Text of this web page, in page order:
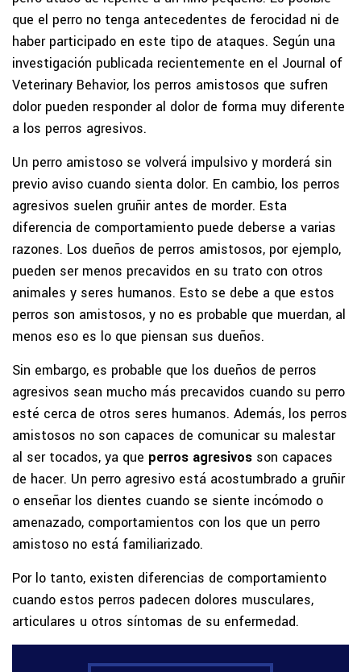
que el perro no tenga antecedentes de ferocidad ni de
haber participado en este tipo de ataques. Según una
investigación publicada recientemente en el Journal of
Veterinary Behavior, los perros amistosos que sufren
dolor pueden responder al dolor de forma muy diferente
a los perros agresivos.
Un perro amistoso se volverá impulsivo y morderá sin
previo aviso cuando sienta dolor. En cambio, los perros
agresivos suelen gruñir antes de morder. Esta
diferencia de comportamiento puede deberse a varias
razones. Los dueños de perros amistosos, por ejemplo,
pueden ser menos precavidos en su trato con otros
animales y seres humanos. Esto se debe a que estos
perros son amistosos, y no es probable que muerdan, al
menos eso es lo que piensan sus dueños.
Sin embargo, es probable que los dueños de perros
agresivos sean mucho más precavidos cuando su perro
esté cerca de otros seres humanos. Además, los perros
amistosos no son capaces de comunicar su malestar
al ser tocados, ya que perros agresivos son capaces
de hacer. Un perro agresivo está acostumbrado a gruñir
o enseñar los dientes cuando se siente incómodo o
amenazado, comportamientos con los que un perro
amistoso no está familiarizado.
Por lo tanto, existen diferencias de comportamiento
cuando estos perros padecen dolores musculares,
articulares u otros síntomas de su enfermedad.